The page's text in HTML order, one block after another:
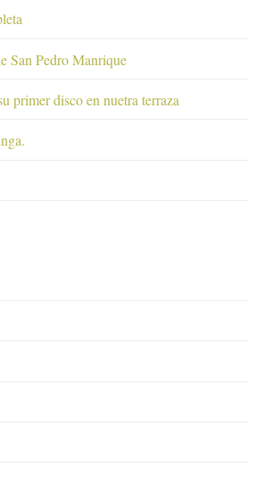
San Pedro Manrique
primer disco en nuetra terraza